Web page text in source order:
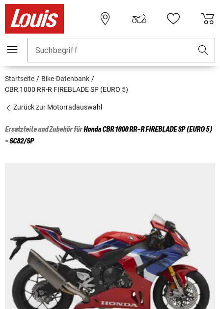
Suchbegriff
Startseite
Bike-Datenbank
CBR 1000 RR-R FIREBLADE SP (EURO 5)
Zurück zur Motorradauswahl
Ersatzteile und Zubehör fürHondaCBR 1000 RR-R FIREBLADE SP (EURO 5)
- SC82/SP